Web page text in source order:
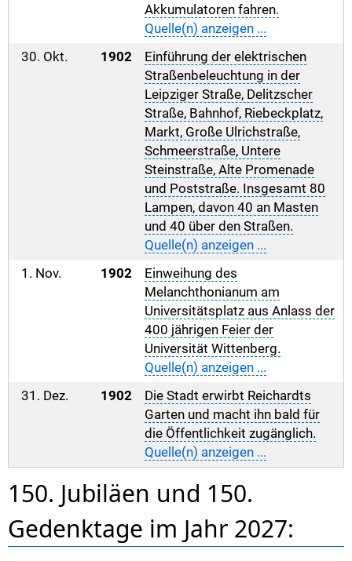
Akkumulatoren fahren.
Quelle(n) anzeigen ...
30. Okt.
1902
Einführung der elektrischen
Straßenbeleuchtung in der
Leipziger Straße, Delitzscher
Straße, Bahnhof, Riebeckplatz,
Markt, Große Ulrichstraße,
Schmeerstraße, Untere
Steinstraße, Alte Promenade
und Poststraße. Insgesamt 80
Lampen, davon 40 an Masten
und 40 über den Straßen.
Quelle(n) anzeigen ...
1. Nov.
1902
Einweihung des
Melanchthonianum am
Universitätsplatz aus Anlass der
400 jährigen Feier der
Universität Wittenberg.
Quelle(n) anzeigen ...
31. Dez.
1902
Die Stadt erwirbt Reichardts
Garten und macht ihn bald für
die Öffentlichkeit zugänglich.
Quelle(n) anzeigen ...
150. Jubiläen und 150.
Gedenktage im Jahr 2027: